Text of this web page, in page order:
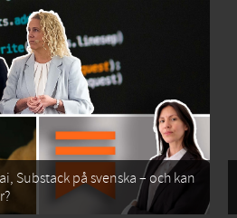
Substack på svenska – och kan